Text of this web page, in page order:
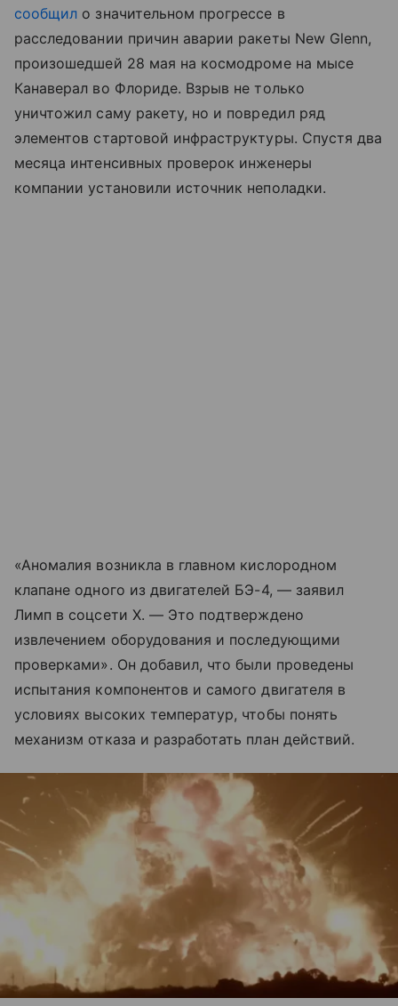
сообщил о значительном прогрессе в
расследовании причин аварии ракеты New Glenn,
произошедшей 28 мая на космодроме на мысе
Канаверал во Флориде. Взрыв не только
уничтожил саму ракету, но и повредил ряд
элементов стартовой инфраструктуры. Спустя два
месяца интенсивных проверок инженеры
компании установили источник неполадки.
«Аномалия возникла в главном кислородном
клапане одного из двигателей БЭ-4, — заявил
Лимп в соцсети X. — Это подтверждено
извлечением оборудования и последующими
проверками». Он добавил, что были проведены
испытания компонентов и самого двигателя в
условиях высоких температур, чтобы понять
механизм отказа и разработать план действий.